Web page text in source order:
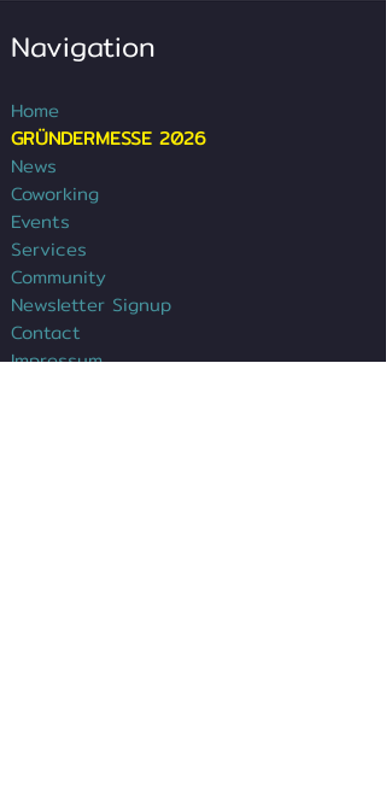
Navigation
Home
GRÜNDERMESSE 2026
News
Coworking
Events
Services
Community
Newsletter Signup
Contact
Impressum